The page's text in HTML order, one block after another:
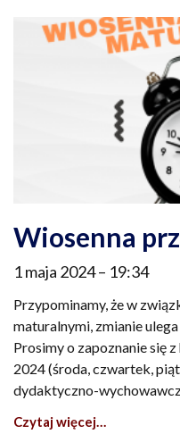
Wiosenna
1 maja 2024 19:34
Przypominamy, że w
maturalnymi, zmianie
Prosimy o zapoznanie się
2024 (środa, czwartek,
dydaktyczno-
Czytaj więcej…